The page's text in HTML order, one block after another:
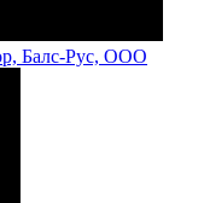
Балс-Рус, ООО